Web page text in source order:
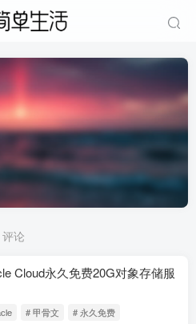
评论
Cloud永久免费20G对象存储服
# 甲骨文 # 永久免费